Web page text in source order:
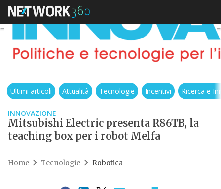
Ultimi articoli Attualità Tecnologie Incentivi Ricerca e
INNOVAZIONE
Mitsubishi Electric presenta R86TB, la
teaching box per i robot Melfa
Home Tecnologie Robotica